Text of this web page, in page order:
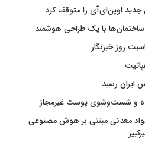
جدید اوپن‌ای‌آی را متوقف کرد
روز خبرنگار
رسید
و شست‌وشوی پوست غیرمجاز
معدنی مبتنی بر هوش مصنوعی